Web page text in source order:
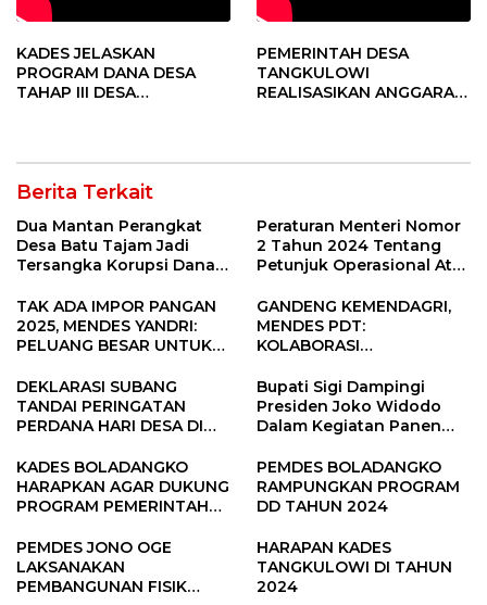
KADES JELASKAN
PROGRAM DANA DESA
TAHAP III DESA
PEMERINTAH DESA
TANGKULOWI
REALISASIKAN ANGGARAN
Berita Terkait
Dua Mantan Perangkat
Desa Batu Tajam Jadi
Tersangka Korupsi Dana
Peraturan Menteri Nomor
2 Tahun 2024 Tentang
Petunjuk Operasional Atas
Desa Tahun 2025
TAK ADA IMPOR PANGAN
2025, MENDES YANDRI:
PELUANG BESAR UNTUK
GANDENG KEMENDAGRI,
MENDES PDT:
KOLABORASI
PEMBANGUNAN DESA
DEKLARASI SUBANG
TANDAI PERINGATAN
PERDANA HARI DESA DI
Bupati Sigi Dampingi
Presiden Joko Widodo
Dalam Kegiatan Panen
Pandere
KADES BOLADANGKO
HARAPKAN AGAR DUKUNG
PROGRAM PEMERINTAH
PEMDES BOLADANGKO
RAMPUNGKAN PROGRAM
DD TAHUN 2024
PEMDES JONO OGE
LAKSANAKAN
PEMBANGUNAN FISIK
HARAPAN KADES
TANGKULOWI DI TAHUN
2024